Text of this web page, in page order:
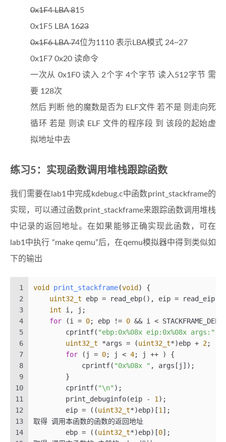
98
100
101
103
104
    movl
$0x0, %ebp
    movl $start, %esp
    # If bootmain returns (it shouldn
't),
    jmp spin
GDT 构建一个代码段描述符 和 一个数据段描述符 使用的
# Bootstrap GDT
gdt:
第0个描述符项不可用
SEG_ASM(STA_X|STA_R, 0x0, 0xffffffff)
SEG_ASM(STA_W, 0x0, 0xffffffff)
gdtdesc:
.word 0x17
49
51
52
53
54
55
57
    insl(
0x1F0
}
* readseg - read @count bytes at @offset
* might copy more than asked.
包装一下 可以读取任意长度的内容
static void readseg(uintptr_t va, uint32_t
// round down to sector boundary
// translate from bytes to sectors; kernel
// If this is too slow, we could read lots
// We'd write more to memory than asked,
// we load in increasing order.
for
(; va < end_va; va += SECTSIZE, secno
        readsect((
void
*)va, secno);
    }
/* bootmain - the entry of bootloader */
bootmain void
// read the 1st page off disk
这里读入了
*
个字节 ELF头
    readseg((
uintptr_t )ELFHDR, SECTSIZE *
// is this a valid ELF?
根据读进来的文件的头部 魔数 判断是否为合法 ELF文件
(ELFHDR->e_magic != ELF_MAGIC) {
goto
bad;
struct proghdr *ph, *eph
0x1F4 LBA 815
0x1F5 LBA 1623
0x1F6 LBA 74位为1110 表示LBA模式 24~27
0x1F7 0x20 读命令
一次从 0x1F0 读入 2个字 4个字节 读入512字节 需
要 128次
然后 判断 他的魔数是否为 ELF文件 若不是 则走向死
循环 若是 则读 ELF 文件的程序段 到 该段的起始虚
拟地址中去
练习5：实现函数调用堆栈跟踪函数
我们需要在lab1中完成kdebug.c中函数print_stackframe的
实现，可以通过函数print_stackframe来跟踪函数调用堆栈
中记录的返回地址。在如果能够正确实现此函数，可在
lab1中执行 “make qemu”后，在qemu模拟器中得到类似如
下的输出
1
2
3
4
5
6
7
8
9
10
11
12
13
14
void print_stackframe(void )
{
uint32_t ebp = read_ebp(), eip =
int i, j;
for (i = 0; ebp != 0 && i <
        cprintf(
"ebp:0x%08x eip:0x%08x args:"
uint32_t *args = (uint32_t*)ebp + 2;
for (j = 0; j < 4; j ++ ) {
            cprintf(
"0x%08x " , args[j]);
        }
        cprintf(
"\n" );
        print_debuginfo(eip -
1);
        eip = ((
uint32_t*)ebp)[1];
取得 调用本函数的函数的返回地址
        ebp = ((
uint32_t*)ebp)[0];